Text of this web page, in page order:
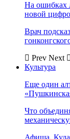
На ошибках
новой
Врач
Prev Next
Культура
Еще один
Что
Афиша. Куда